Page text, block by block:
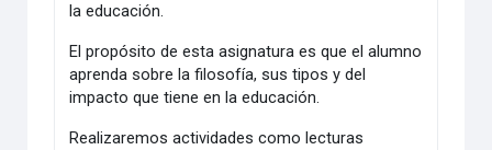
la educación.
El propósito de esta asignatura es que el alumno
aprenda sobre la filosofía, sus tipos y del
impacto que tiene en la educación.
Realizaremos actividades como lecturas